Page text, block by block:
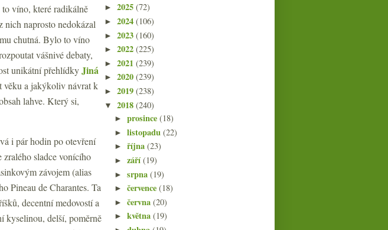
víno, které radikálně
nich naprosto nedokázal
chutná. Bylo to víno
vášnivé debaty,
unikátní přehlídkyJiná
věku a jakýkoliv návrat k
lahve. Který si,
i pár hodin po otevření
zralého sladce vonícího
závojem (alias
Pineau de Charantes. Ta
decentní medovostí a
kyselinou, delší, poměrně
► 2025 (72)
► 2024 (106)
► 2023 (160)
► 2022 (225)
► 2021 (239)
► 2020 (239)
► 2019 (238)
▼ 2018 (240)
►prosince(18)
►listopadu(22)
►října(23)
►září(19)
►srpna(19)
►července(18)
►června(20)
►května(19)